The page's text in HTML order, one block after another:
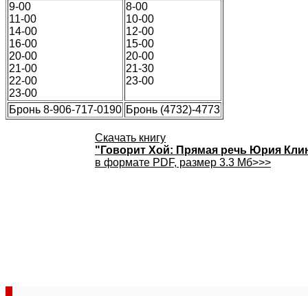
9-00
11-00
14-00
16-00
20-00
21-00
22-00
23-00
8-00
10-00
12-00
15-00
20-00
21-30
23-00
Бронь 8-906-717-0190 Бронь (4732)-4773
Скачать книгу
"Говорит Хой: Прямая речь Юрия
в формате PDF, размер 3.3 Мб>>>